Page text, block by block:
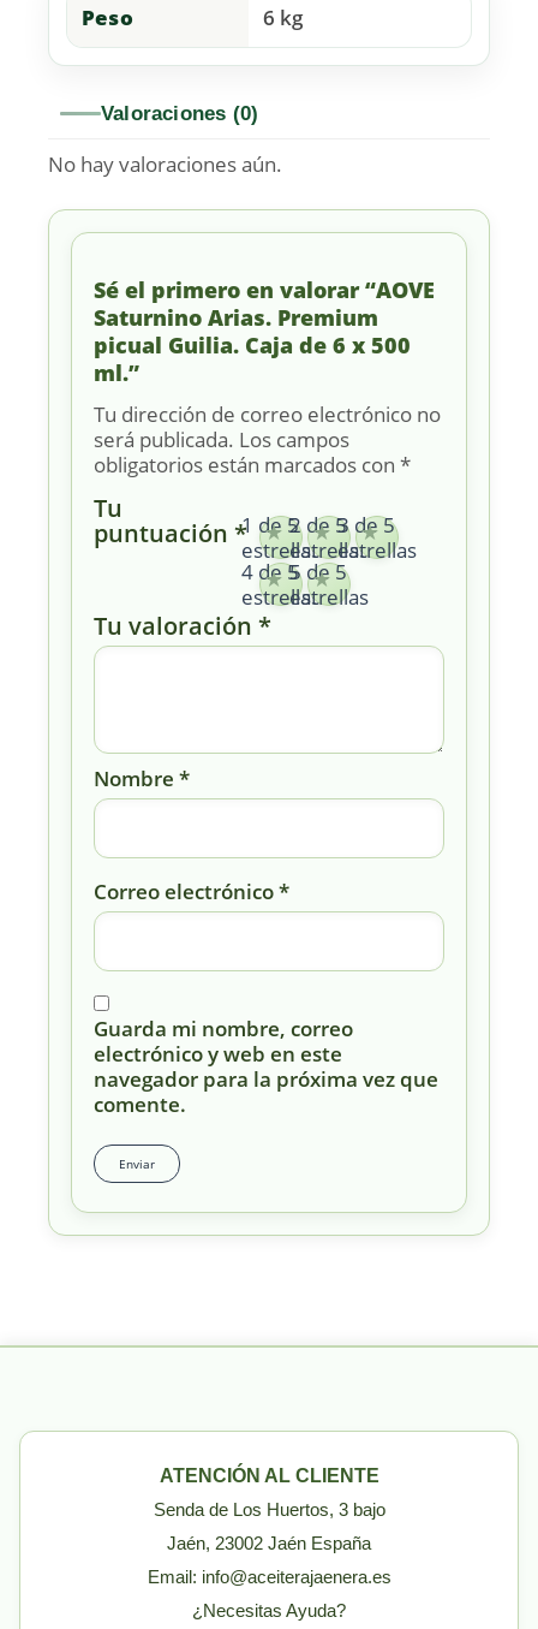
Peso 6 kg
Valoraciones (0)
No hay valoraciones aún.
Sé el primero en valorar “AOVE
Saturnino Arias. Premium
picual Guilia. Caja de 6 x 500
ml.”
Tu dirección de correo electrónico no
será publicada. Los campos
obligatorios están marcados con *
Tu
puntuación *1 de 5
estrellas
2 de 5
estrellas
3 de 5
estrellas
4 de 5
estrellas
5 de 5
estrellas
Tu valoración *
Nombre *
Correo electrónico*
Guarda mi nombre, correo
electrónico y web en este
navegador para la próxima vez que
comente.
ATENCIÓN AL CLIENTE
Senda de Los Huertos, 3 bajo
Jaén, 23002 Jaén España
Email: info@aceiterajaenera.es
¿Necesitas Ayuda?